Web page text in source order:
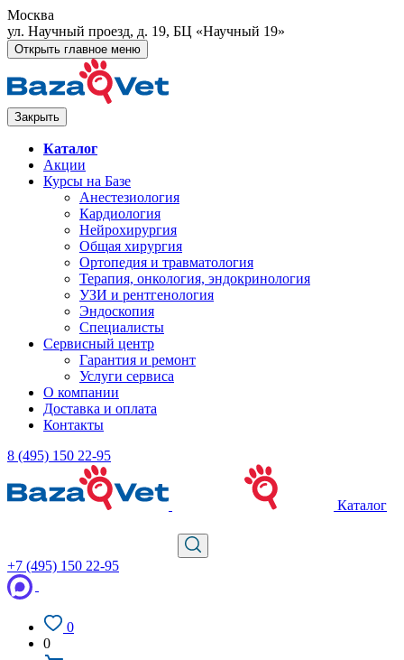
Москва
ул. Научный проезд, д. 19, БЦ «Научный 19»
Открыть главное меню
Закрыть
Каталог
Акции
Курсы на Базе
Анестезиология
Кардиология
Нейрохирургия
Общая хирургия
Ортопедия и травматология
Терапия, онкология, эндокринология
УЗИ и рентгенология
Эндоскопия
Специалисты
Сервисный центр
Гарантия и ремонт
Услуги сервиса
О компании
Доставка и оплата
Контакты
8 (495) 150 22-95
Каталог
+7 (495) 150 22-95
0
0